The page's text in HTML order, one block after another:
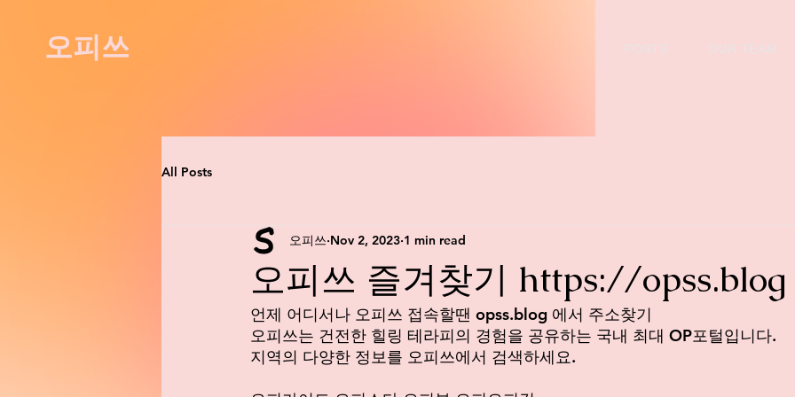
오피쓰
All Posts
오피쓰 즐겨찾기 https://opss.blog
오피쓰 Nov 2, 2023 1 min read
언제 어디서나 오피쓰 접속할땐 opss.blog 에서 주소찾기
오피쓰는 건전한 힐링 테라피의 경험을 공유하는 국내 최대 OP포털입니다.
지역의 다양한 정보를 오피쓰에서 검색하세요.